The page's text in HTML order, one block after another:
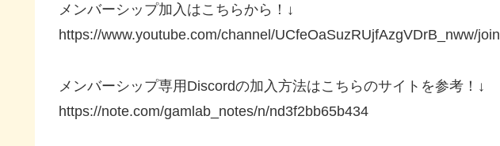
メンバーシップ加入はこちらから！↓
https://www.youtube.com/channel/UCfeOaSuzRUjfAzgVDrB_nww/join
メンバーシップ専用Discordの加入方法はこちらのサイトを参考！↓
https://note.com/gamlab_notes/n/nd3f2bb65b434